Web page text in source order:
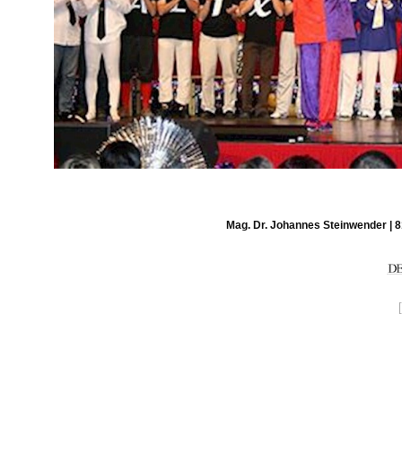
Mag. Dr. Johannes Steinwender |